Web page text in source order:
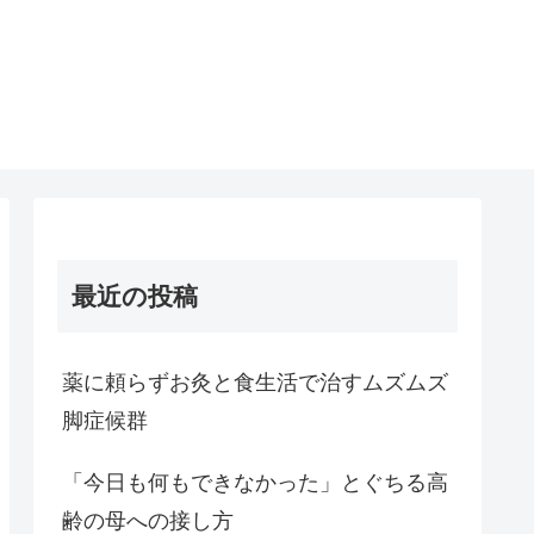
最近の投稿
薬に頼らずお灸と食生活で治すムズムズ
脚症候群
「今日も何もできなかった」とぐちる高
齢の母への接し方